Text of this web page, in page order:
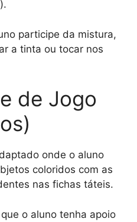
participe da mistura,
a tinta ou tocar nos
de Jogo
onde o aluno
coloridos com as
nas fichas táteis.
o aluno tenha apoio